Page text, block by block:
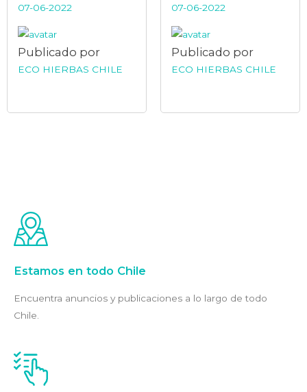
07-06-2022
Publicado por
ECO HIERBAS CHILE
07-06-2022
Publicado por
ECO HIERBAS CHILE
Estamos en todo Chile
Encuentra anuncios y publicaciones a lo largo de todo
Chile.